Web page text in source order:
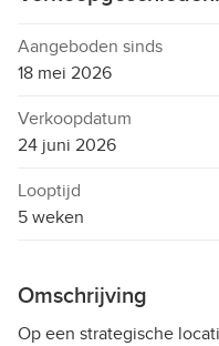
Aangeboden sinds
18 mei 2026
Verkoopdatum
24 juni 2026
Looptijd
5 weken
Omschrijving
Op een strategische